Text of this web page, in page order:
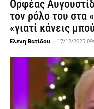
Ορφέας
τον ρόλο του στα
«γιατί κάνεις
Ελένη Βατίδου - 17/12/2025